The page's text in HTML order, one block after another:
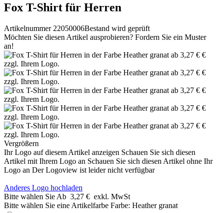
Fox T-Shirt für Herren
Artikelnummer 22050006Bestand wird geprüft
Möchten Sie diesen Artikel ausprobieren? Fordern Sie ein Muster
an!
Vergrößern
Ihr Logo auf diesem Artikel anzeigen Schauen Sie sich diesen
Artikel mit Ihrem Logo an Schauen Sie sich diesen Artikel ohne Ihr
Logo an Der Logoview ist leider nicht verfügbar
Anderes Logo hochladen
Bitte wählen Sie Ab 3,27 € exkl. MwSt
Bitte wählen Sie eine Artikelfarbe Farbe: Heather granat